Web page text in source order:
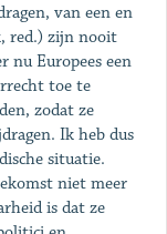
van een en
red.) zijn nooit
nu Europees een
toe te
zodat ze
Ik heb dus
situatie.
niet meer
is dat ze